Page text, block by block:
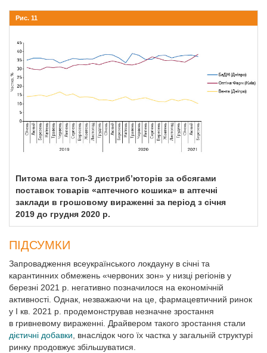
Рис. 11
Питома вага топ-3 дистриб’юторів за обсягами
поставок товарів «аптечного кошика» в аптечні
заклади в грошовому вираженні за період з січня
2019 до грудня 2020 р.
ПІДСУМКИ
Запровадження всеукраїнського локдауну в січні та
карантинних обмежень «червоних зон» у низці регіонів у
березні 2021 р. негативно позначилося на економічній
активності. Однак, незважаючи на це, фармацевтичний ринок
у І кв. 2021 р. продемонстрував незначне зростання
в гривневому вираженні. Драйвером такого зростання стали
дієтичні добавки , внаслідок чого їх частка у загальній структурі
ринку продовжує збільшуватися.